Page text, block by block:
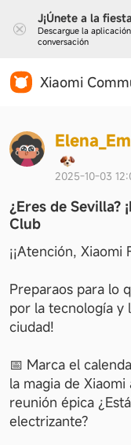
J¡Únete a la
Descargue la
conversación
Xiaomi
Elena Em
2025-10-03
¿Eres de Sevilla?
Club
¡¡Atención, Xiaomi
Preparaos para lo
por la tecnología y
ciudad!
📅 Marca el
la magia de
reunión épica
electrizante?